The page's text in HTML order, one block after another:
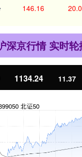
146.16
深京行情 实时轮
1134.24 11.37